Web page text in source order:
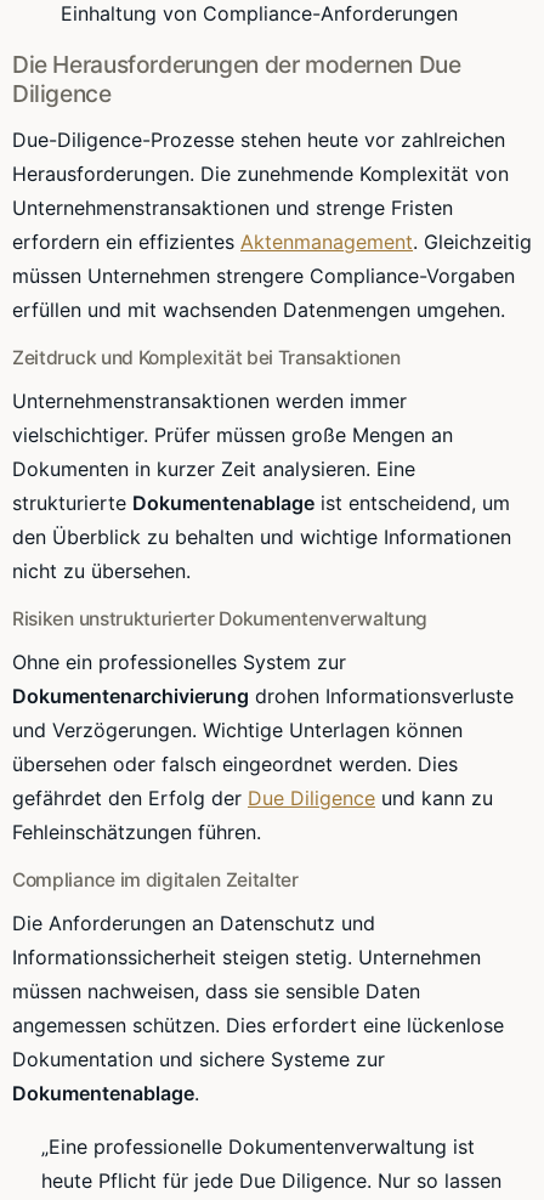
Einhaltung von Compliance-Anforderungen
Die Herausforderungen der modernen Due
Diligence
Due-Diligence-Prozesse stehen heute vor zahlreichen
Herausforderungen. Die zunehmende Komplexität von
Unternehmenstransaktionen und strenge Fristen
erfordern ein effizientes Aktenmanagement. Gleichzeitig
müssen Unternehmen strengere Compliance-Vorgaben
erfüllen und mit wachsenden Datenmengen umgehen.
Zeitdruck und Komplexität bei Transaktionen
Unternehmenstransaktionen werden immer
vielschichtiger. Prüfer müssen große Mengen an
Dokumenten in kurzer Zeit analysieren. Eine
strukturierte Dokumentenablage ist entscheidend, um
den Überblick zu behalten und wichtige Informationen
nicht zu übersehen.
Risiken unstrukturierter Dokumentenverwaltung
Ohne ein professionelles System zur
Dokumentenarchivierung drohen Informationsverluste
und Verzögerungen. Wichtige Unterlagen können
übersehen oder falsch eingeordnet werden. Dies
gefährdet den Erfolg der Due Diligence und kann zu
Fehleinschätzungen führen.
Compliance im digitalen Zeitalter
Die Anforderungen an Datenschutz und
Informationssicherheit steigen stetig. Unternehmen
müssen nachweisen, dass sie sensible Daten
angemessen schützen. Dies erfordert eine lückenlose
Dokumentation und sichere Systeme zur
Dokumentenablage.
„Eine professionelle Dokumentenverwaltung ist
heute Pflicht für jede Due Diligence. Nur so lassen